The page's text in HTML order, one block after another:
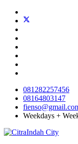
081282257456
08164803147
Weekdays +